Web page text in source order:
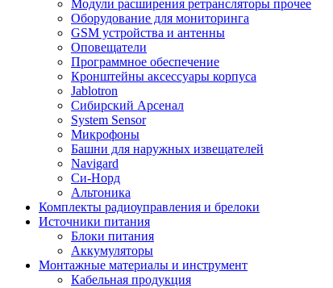
Модули расширения ретрансляторы прочее
Оборудование для мониторинга
GSM устройства и антенны
Оповещатели
Программное обеспечение
Кронштейны аксессуары корпуса
Jablotron
Сибирский Арсенал
System Sensor
Микрофоны
Башни для наружных извещателей
Navigard
Си-Норд
Альтоника
Комплекты радиоуправления и брелоки
Источники питания
Блоки питания
Аккумуляторы
Монтажные материалы и инструмент
Кабельная продукция